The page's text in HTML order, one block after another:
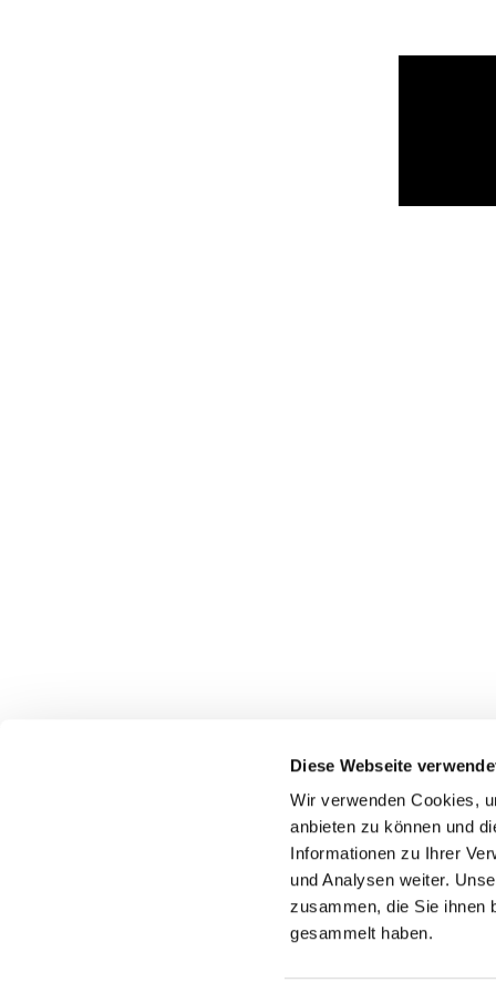
Diese Webseite
Wir verwenden Cookies,
anbieten zu können und
Informationen zu Ihrer
und Analysen weiter.
zusammen, die Sie ihnen
gesammelt haben.
Dietrich-
45739